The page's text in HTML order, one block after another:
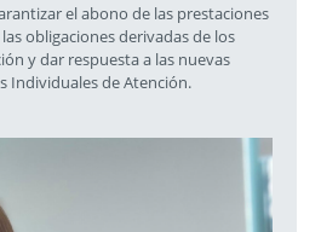
el abono de las prestaciones
obligaciones derivadas de los
y dar respuesta a las nuevas
Individuales de Atención.